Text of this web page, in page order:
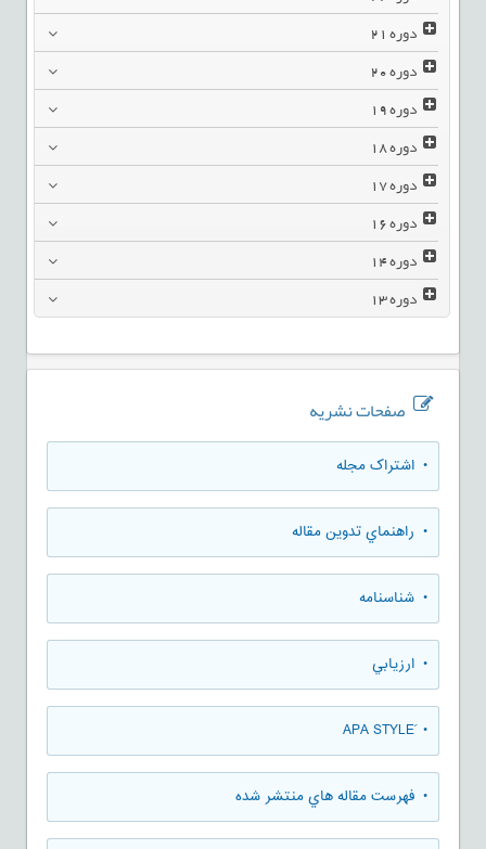
دوره21
دوره20
دوره19
دوره18
دوره17
دوره16
دوره14
دوره13
صفحات نشریه
• اشتراک مجله
• راهنماي تدوين مقاله
• شناسنامه
• ارزيابي
• َAPA STYLE
• فهرست مقاله هاي منتشر شده